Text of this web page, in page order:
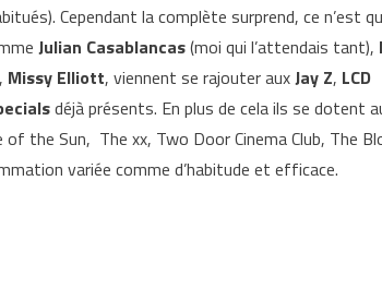
Cependant la complète surprend, ce n’est
Julian Casablancas(moi qui l’attendais tant),
, Missy Elliott, viennent se rajouter auxJay Z, LCD
déjà présents. En plus de cela ils se dotent
the Sun, The xx, Two Door Cinema Club, The
variée comme d’habitude et efficace.